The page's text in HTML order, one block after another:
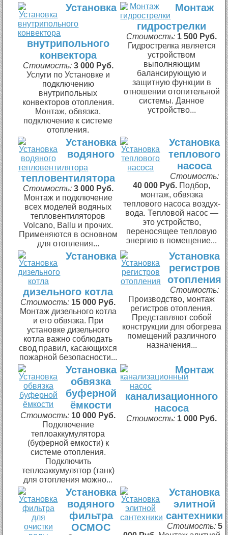
Установка
внутрипольного
конвектора
Стоимость: 3 000 Руб.
Услуги по Установке и
подключению
внутрипольных
конвекторов отопления.
Монтаж, обвязка,
подключение к системе
отопления.
Монтаж
гидрострелки
Стоимость: 1 500 Руб.
Гидрострелка является
устройством
выполняющим
балансирующую и
защитную функции в
отношении отопительной
системы. Данное
устройство...
Установка
водяного
тепловентилятора
Стоимость: 3 000 Руб.
Монтаж и подключение
всех моделей водяных
тепловентиляторов
Volcano, Ballu и прочих.
Применяются в основном
для отопления...
Установка
теплового
насоса
Стоимость:
40 000 Руб. Подбор,
монтаж, обвязка
теплового насоса воздух-
вода. Тепловой насос —
это устройство,
переносящее тепловую
энергию в помещение...
Установка
дизельного котла
Стоимость: 15 000 Руб.
Монтаж дизельного котла
и его обвязка. При
установке дизельного
котла важно соблюдать
свод правил, касающихся
пожарной безопасности...
Установка
регистров
отопления
Стоимость:
Производство, монтаж
регистров отопления.
Представляют собой
конструкции для обогрева
помещений различного
назначения...
Установка
обвязка
буферной
ёмкости
Стоимость: 10 000 Руб.
Подключение
теплоаккумулятора
(буферной емкости) к
системе отопления.
Подключить
теплоаккумулятор (танк)
для отопления можно...
Монтаж
канализационного
насоса
Стоимость: 1 000 Руб.
Установка
водяного
фильтра
ОСМОС
Установка
элитной
сантехники
Стоимость: 5